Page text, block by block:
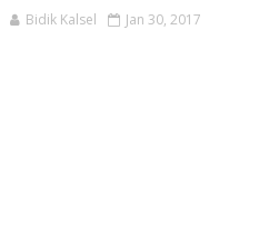
Bidik Kalsel Jan 30, 2017